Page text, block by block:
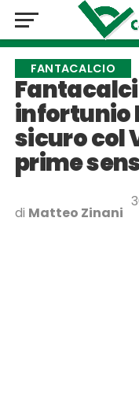
FANTACALCIO
infortunio
sicuro col
prime
di Matteo Zinani